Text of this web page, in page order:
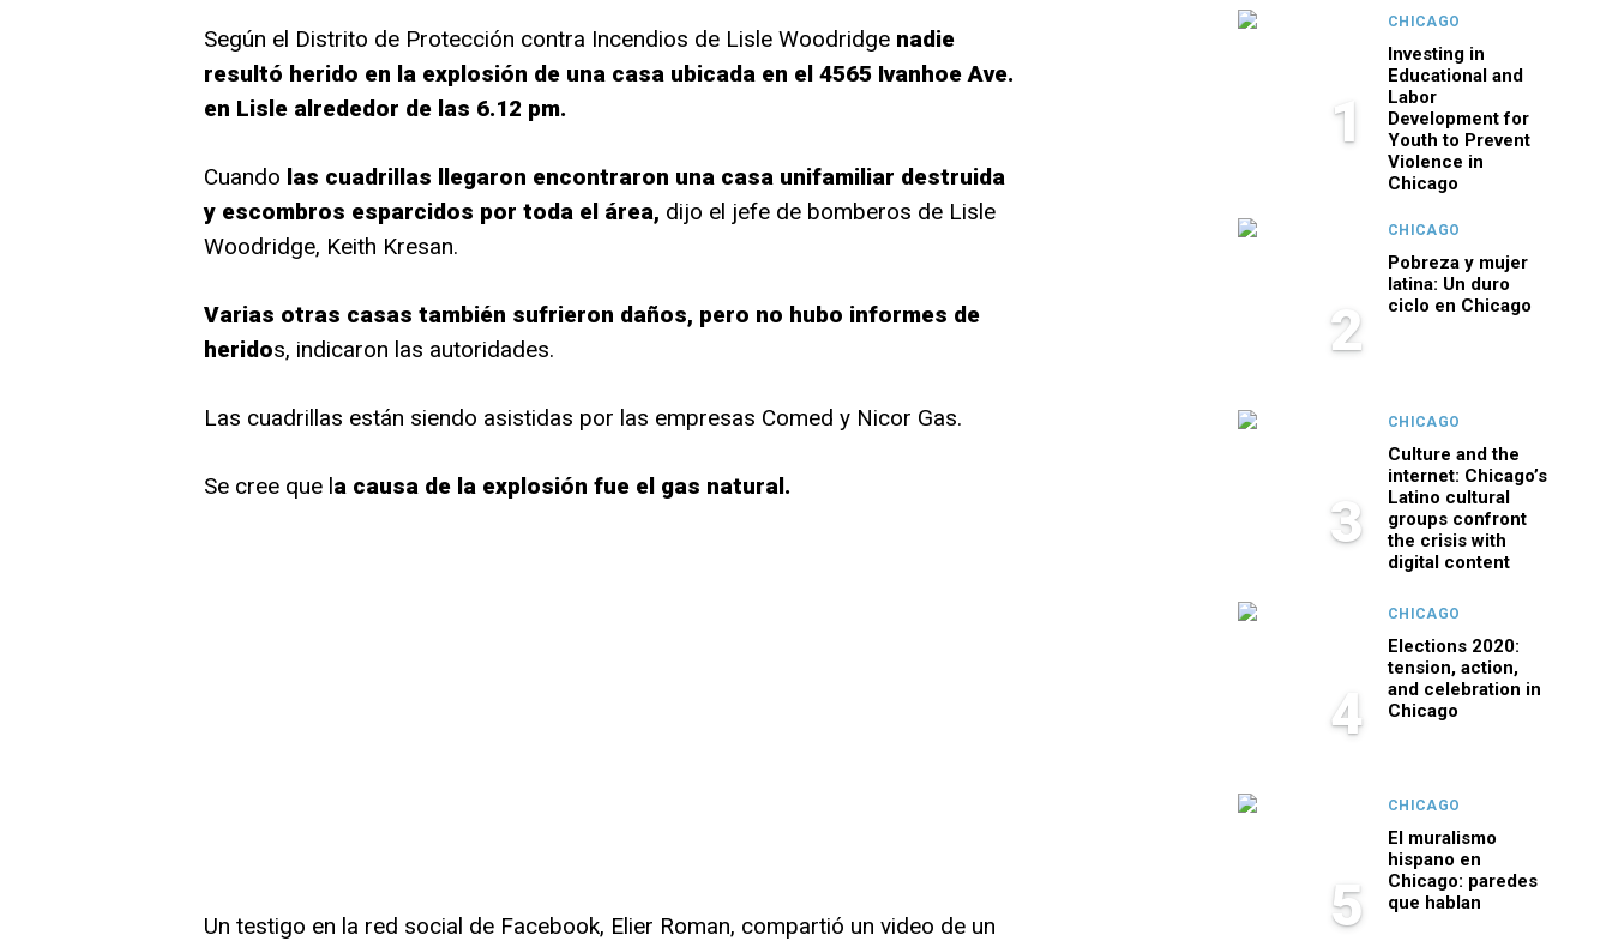
Según el Distrito de Protección contra Incendios de Lisle Woodridgenadie
resultó herido en la explosión de una casa ubicada en el 4565 Ivanhoe Ave.
en Lisle alrededor de las 6.12 pm.
Cuando las cuadrillas llegaron encontraron una casa unifamiliar destruida
y escombros esparcidos por toda el área, dijo el jefe de bomberos de Lisle
Woodridge, Keith Kresan.
Varias otras casas también sufrieron daños, pero no hubo informes de
heridos, indicaron las autoridades.
Las cuadrillas están siendo asistidas por las empresas Comed y Nicor Gas.
Se cree que la causa de la explosión fue el gas natural.
Un testigo en la red social de Facebook, Elier Roman, compartió un video de un
1
CHICAGO
Investing in
Educational and
Labor
Development for
Youth to Prevent
Violence in
Chicago
2
CHICAGO
Pobreza y mujer
latina: Un duro
ciclo en Chicago
3
CHICAGO
Culture and the
internet: Chicago’s
Latino cultural
groups confront
the crisis with
digital content
4
CHICAGO
Elections 2020:
tension, action,
and celebration in
Chicago
5
CHICAGO
El muralismo
hispano en
Chicago: paredes
que hablan